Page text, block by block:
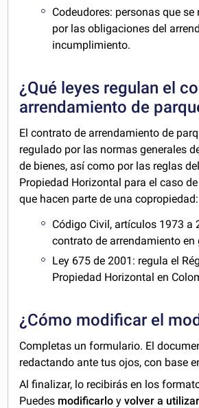
Codeudores: personas que
por las obligaciones del
incumplimiento.
¿Qué leyes regulan el
arrendamiento de
El contrato de arrendamiento de
regulado por las normas generales
de bienes, así como por las reglas
Propiedad Horizontal para el caso
que hacen parte de una copropiedad:
Código Civil, artículos 1973 a
contrato de arrendamiento en
Ley 675 de 2001: regula el
Propiedad Horizontal en
¿Cómo modificar el
Completas un formulario. El
redactando ante tus ojos, con base
Al finalizar, lo recibirás en los
Puedes modificarlo yvolver a